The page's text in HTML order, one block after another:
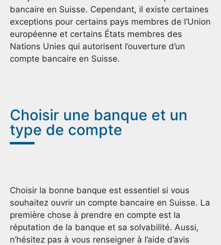
bancaire en Suisse. Cependant, il existe certaines
exceptions pour certains pays membres de l’Union
européenne et certains États membres des
Nations Unies qui autorisent l’ouverture d’un
compte bancaire en Suisse.
Choisir une banque et un
type de compte
Choisir la bonne banque est essentiel si vous
souhaitez ouvrir un compte bancaire en Suisse. La
première chose à prendre en compte est la
réputation de la banque et sa solvabilité. Aussi,
n’hésitez pas à vous renseigner à l’aide d’avis